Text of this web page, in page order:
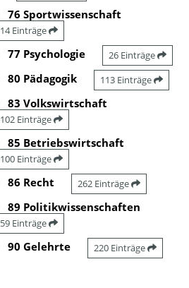
76 Sportwissenschaft
14 Einträge
77 Psychologie 26 Einträge
80 Pädagogik 113 Einträge
83 Volkswirtschaft
102 Einträge
85 Betriebswirtschaft
100 Einträge
86 Recht 262 Einträge
89 Politikwissenschaften
59 Einträge
90 Gelehrte 220 Einträge